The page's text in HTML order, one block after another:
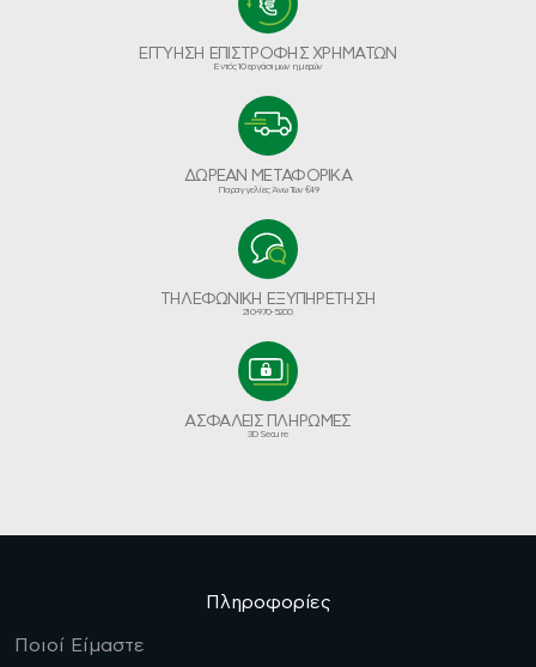
ΕΓΓΥΗΣΗ ΕΠΙΣΤΡΟΦΗΣ ΧΡΗΜΑΤΩΝ
Εντός 10 εργάσιμων ημερών
ΔΩΡΕΑΝ ΜΕΤΑΦΟΡΙΚΑ
Παραγγελίες Άνω Των €49
ΤΗΛΕΦΩΝΙΚΗ ΕΞΥΠΗΡΕΤΗΣΗ
210-970-5200
ΑΣΦΑΛΕΙΣ ΠΛΗΡΩΜΕΣ
3D Secure
Πληροφορίες
Ποιοί Είμαστε